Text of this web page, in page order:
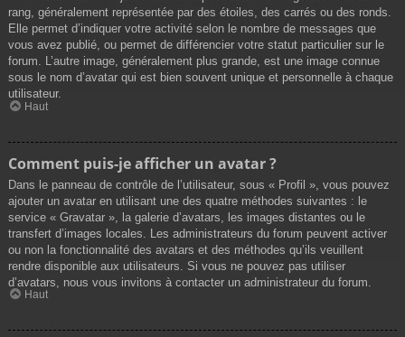
rang, généralement représentée par des étoiles, des carrés ou des ronds.
Elle permet d’indiquer votre activité selon le nombre de messages que
vous avez publié, ou permet de différencier votre statut particulier sur le
forum. L’autre image, généralement plus grande, est une image connue
sous le nom d’avatar qui est bien souvent unique et personnelle à chaque
utilisateur.
Haut
Comment puis-je afficher un avatar ?
Dans le panneau de contrôle de l’utilisateur, sous « Profil », vous pouvez
ajouter un avatar en utilisant une des quatre méthodes suivantes : le
service « Gravatar », la galerie d’avatars, les images distantes ou le
transfert d’images locales. Les administrateurs du forum peuvent activer
ou non la fonctionnalité des avatars et des méthodes qu’ils veuillent
rendre disponible aux utilisateurs. Si vous ne pouvez pas utiliser
d’avatars, nous vous invitons à contacter un administrateur du forum.
Haut